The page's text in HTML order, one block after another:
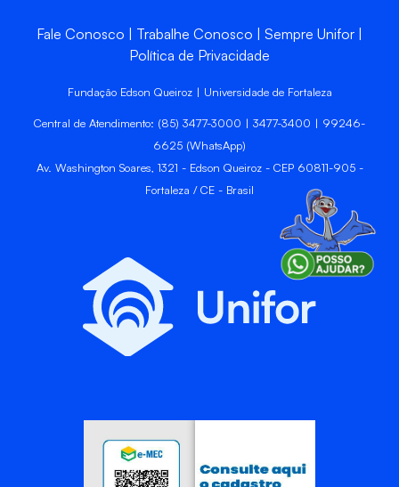
Fale Conosco Trabalhe Conosco
Sempre Unifor
Política de Privacidade
Fundação Edson Queiroz | Universidade de Fortaleza
Central de Atendimento: (85) 3477-3000 | 3477-3400 | 99246-
6625 (WhatsApp)
Av. Washington Soares, 1321 - Edson Queiroz - CEP 60811-905 -
Fortaleza / CE - Brasil